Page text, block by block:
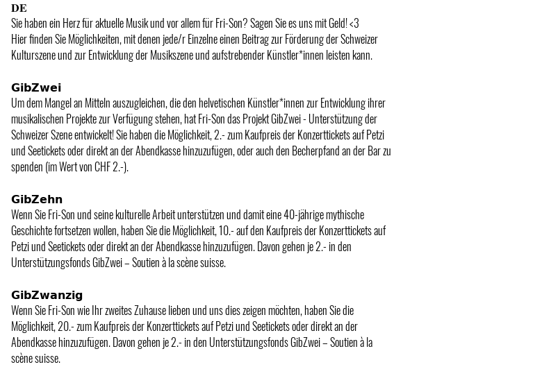
𝐃𝐄
Sie haben ein Herz für aktuelle Musik und vor allem für Fri-Son? Sagen Sie es uns mit Geld! <3
Hier finden Sie Möglichkeiten, mit denen jede/r Einzelne einen Beitrag zur Förderung der Schweizer
Kulturszene und zur Entwicklung der Musikszene und aufstrebender Künstler*innen leisten kann.
𝗚𝗶𝗯𝗭𝘄𝗲𝗶
Um dem Mangel an Mitteln auszugleichen, die den helvetischen Künstler*innen zur Entwicklung ihrer
musikalischen Projekte zur Verfügung stehen, hat Fri-Son das Projekt GibZwei - Unterstützung der
Schweizer Szene entwickelt! Sie haben die Möglichkeit, 2.- zum Kaufpreis der Konzerttickets auf Petzi
und Seetickets oder direkt an der Abendkasse hinzuzufügen, oder auch den Becherpfand an der Bar zu
spenden (im Wert von CHF 2.-).
𝗚𝗶𝗯𝗭𝗲𝗵𝗻
Wenn Sie Fri-Son und seine kulturelle Arbeit unterstützen und damit eine 40-jährige mythische
Geschichte fortsetzen wollen, haben Sie die Möglichkeit, 10.- auf den Kaufpreis der Konzerttickets auf
Petzi und Seetickets oder direkt an der Abendkasse hinzuzufügen. Davon gehen je 2.- in den
Unterstützungsfonds GibZwei – Soutien à la scène suisse.
𝗚𝗶𝗯𝗭𝘄𝗮𝗻𝘇𝗶𝗴
Wenn Sie Fri-Son wie Ihr zweites Zuhause lieben und uns dies zeigen möchten, haben Sie die
Möglichkeit, 20.- zum Kaufpreis der Konzerttickets auf Petzi und Seetickets oder direkt an der
Abendkasse hinzuzufügen. Davon gehen je 2.- in den Unterstützungsfonds GibZwei – Soutien à la
scène suisse.